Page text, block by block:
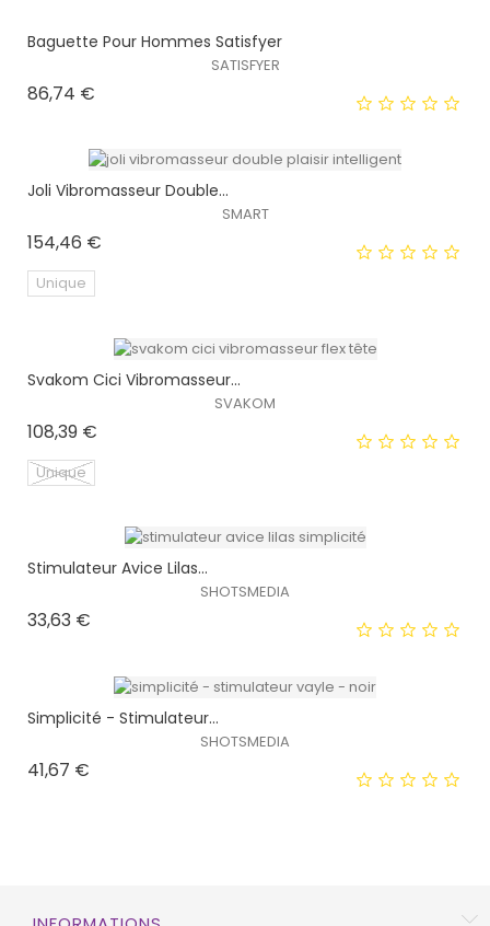
Baguette Pour Hommes Satisfyer
SATISFYER
86,74 €
EXCLUSIVITÉ WEB !
Joli Vibromasseur Double...
SMART
154,46 €
Unique
EXCLUSIVITÉ WEB !
HORS STOCK
Svakom Cici Vibromasseur...
SVAKOM
108,39 €
Unique
Stimulateur Avice Lilas...
SHOTSMEDIA
33,63 €
Simplicité - Stimulateur...
SHOTSMEDIA
41,67 €